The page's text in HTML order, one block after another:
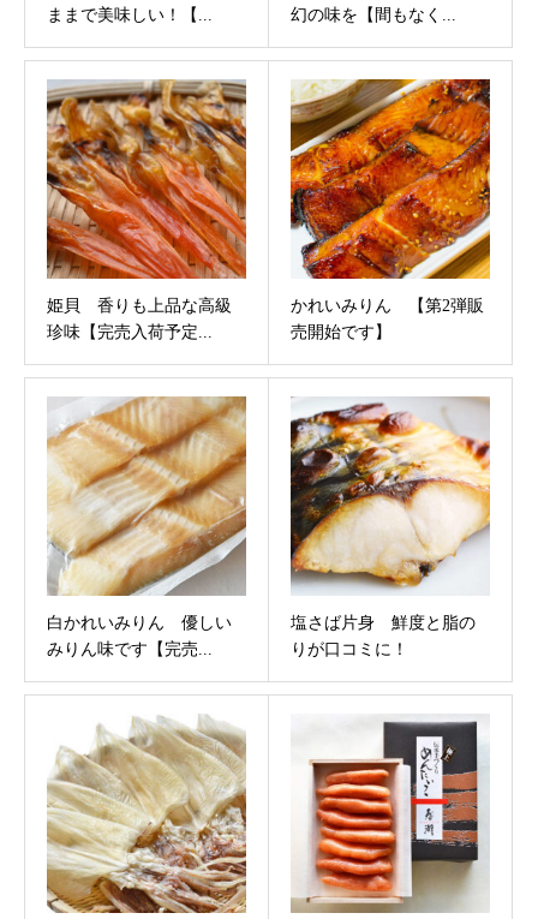
ままで美味しい！【...
幻の味を【間もなく...
姫貝 香りも上品な高級
珍味【完売入荷予定...
かれいみりん 【第2弾販
売開始です】
白かれいみりん 優しい
みりん味です【完売...
塩さば片身 鮮度と脂の
りが口コミに！